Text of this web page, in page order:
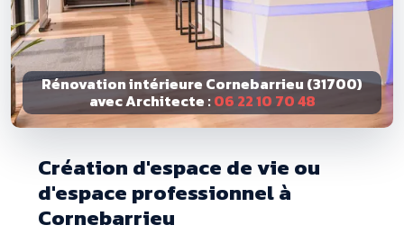
Rénovation intérieure Cornebarrieu (31700)
avec Architecte :06 22 10 70 48
Création d'espace de vie ou
d'espace professionnel à
Cornebarrieu